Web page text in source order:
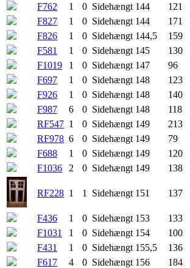
F762
1 0 Sidehængt 144 121
F827
1 0 Sidehængt 144 171
F826
1 0 Sidehængt 144,5 159
F581
1 0 Sidehængt 145 130
F1019
1 0 Sidehængt 147 96
F697
1 0 Sidehængt 148 123
F926
1 0 Sidehængt 148 140
F987
6 0 Sidehængt 148 118
RF547 1 0 Sidehængt 149 213
RF978 6 0 Sidehængt 149 79
F688
1 0 Sidehængt 149 120
F1036
2 0 Sidehængt 149 138
RF228 1 1 Sidehængt 151 137
F436 1 0 Sidehængt 153 133
F1031
1 0 Sidehængt 154 100
F431
1 0 Sidehængt 155,5 136
F617
4 0 Sidehængt 156 184